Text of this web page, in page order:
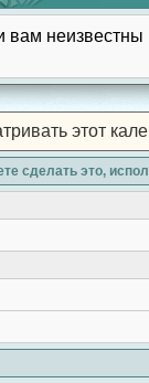
этот
сделать это,